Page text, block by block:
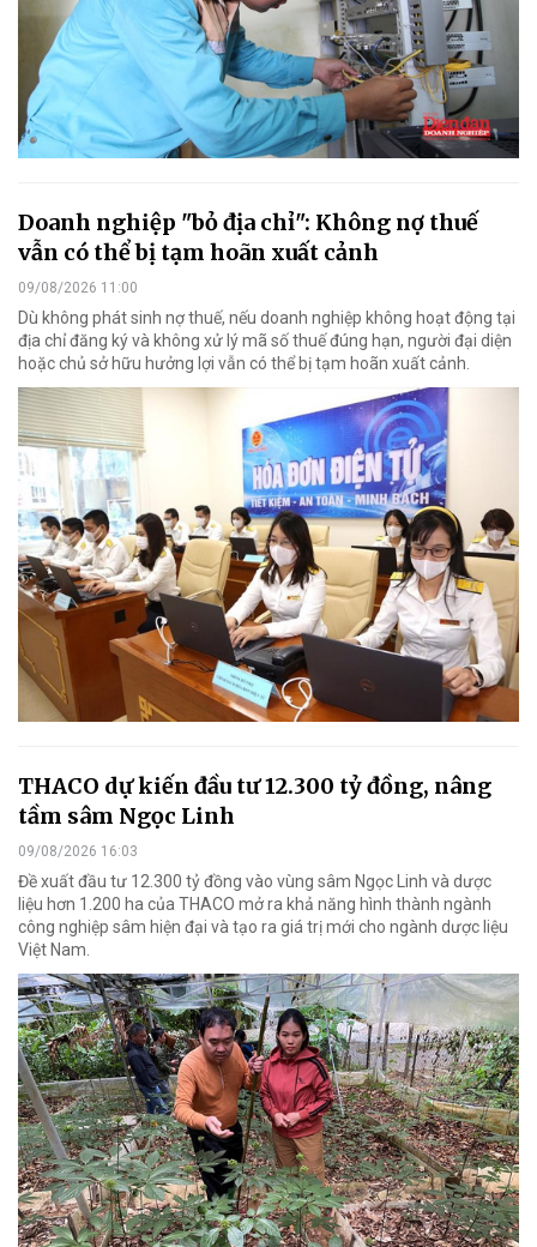
Doanh nghiệp "bỏ địa chỉ": Không nợ thuế
vẫn có thể bị tạm hoãn xuất cảnh
09/08/2026 11:00
Dù không phát sinh nợ thuế, nếu doanh nghiệp không hoạt động tại
địa chỉ đăng ký và không xử lý mã số thuế đúng hạn, người đại diện
hoặc chủ sở hữu hưởng lợi vẫn có thể bị tạm hoãn xuất cảnh.
THACO dự kiến đầu tư 12.300 tỷ đồng, nâng
tầm sâm Ngọc Linh
09/08/2026 16:03
Đề xuất đầu tư 12.300 tỷ đồng vào vùng sâm Ngọc Linh và dược
liệu hơn 1.200 ha của THACO mở ra khả năng hình thành ngành
công nghiệp sâm hiện đại và tạo ra giá trị mới cho ngành dược liệu
Việt Nam.